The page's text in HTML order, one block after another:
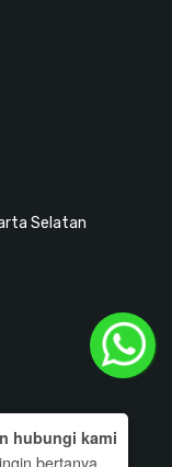
Selatan
hubungi kami